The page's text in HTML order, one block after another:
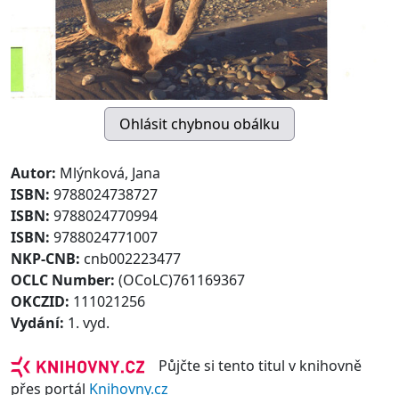
Autor: Mlýnková, Jana
ISBN: 9788024738727
ISBN: 9788024770994
ISBN: 9788024771007
NKP-CNB: cnb002223477
OCLC Number: (OCoLC)761169367
OKCZID: 111021256
Vydání: 1. vyd.
Půjčte si tento titul v knihovně
přes portál Knihovny.cz